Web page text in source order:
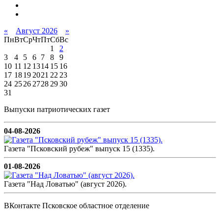
« Август 2026
»
ПнВтСрЧтПтСбВс
1
2
3
4 5 6 7 8
9
10 11 12 1314 15 16
17 18192021 2223
24 252627282930
31
Выпуски патриотических газет
04-08-2026
Газета "Псковский рубеж" выпуск 15 (1335).
01-08-2026
Газета "Над Ловатью" (август 2026).
ВКонтакте Псковское областное отделение